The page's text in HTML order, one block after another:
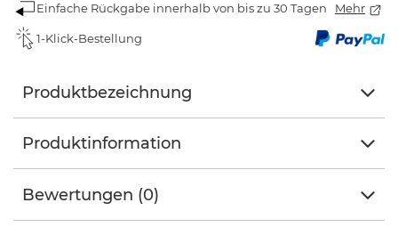
Einfache Rückgabe innerhalb von bis zu 30 Tagen Mehr
1-Klick-Bestellung
Produktbezeichnung
Produktinformation
Bewertungen (0)